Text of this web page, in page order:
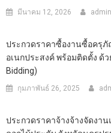
มีนาคม 12, 2026
ประกวดราคาซื้องานซื้อครุ
อเนกประสงค์ พร้อมติดตั้ง ด้
Bidding)
กุมภาพันธ์ 26, 2025
ประกวดราคาจ้างจ้างจัดงา